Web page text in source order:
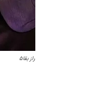
راز بقا۵